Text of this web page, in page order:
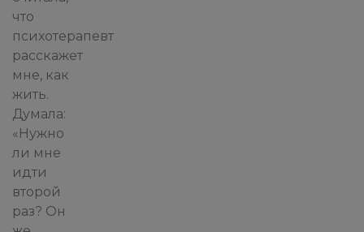
что
психотерапевт
расскажет
мне, как
жить.
Думала:
«Нужно
ли мне
идти
второй
раз? Он